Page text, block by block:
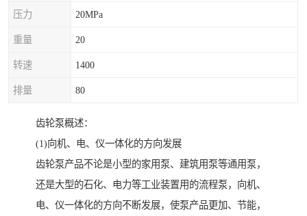
压力 20MPa
重量 20
转速 1400
排量 80
齿轮泵概述：
(1)向机、电、仪一体化的方向发展
齿轮泵产品不论是小型的家用泵、建筑用泵等通用泵，
还是大型的石化、电力等工业装置用的流程泵，向机、
电、仪一体化的方向不断发展，使泵产品更加、节能，